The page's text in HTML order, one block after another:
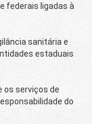
federais ligadas à
sanitária e
estaduais
os serviços de
do